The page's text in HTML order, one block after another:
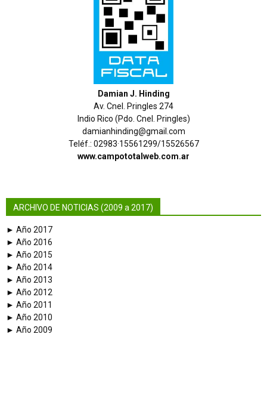
Damian J. Hinding
Av. Cnel. Pringles 274
Indio Rico (Pdo. Cnel. Pringles)
damianhinding@gmail.com
Teléf.: 02983·15561299/15526567
www.campototalweb.com.ar
ARCHIVO DE NOTICIAS (2009 a 2017)
► Año 2017
► Año 2016
► Año 2015
► Año 2014
► Año 2013
► Año 2012
► Año 2011
► Año 2010
► Año 2009